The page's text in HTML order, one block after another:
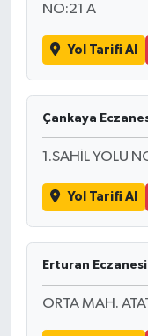
NO:21 A
Yol Tarifi Al
Çankaya
1.SAHİL YOLU
Yol Tarifi Al
Erturan Eczanesi
ORTA MAH.